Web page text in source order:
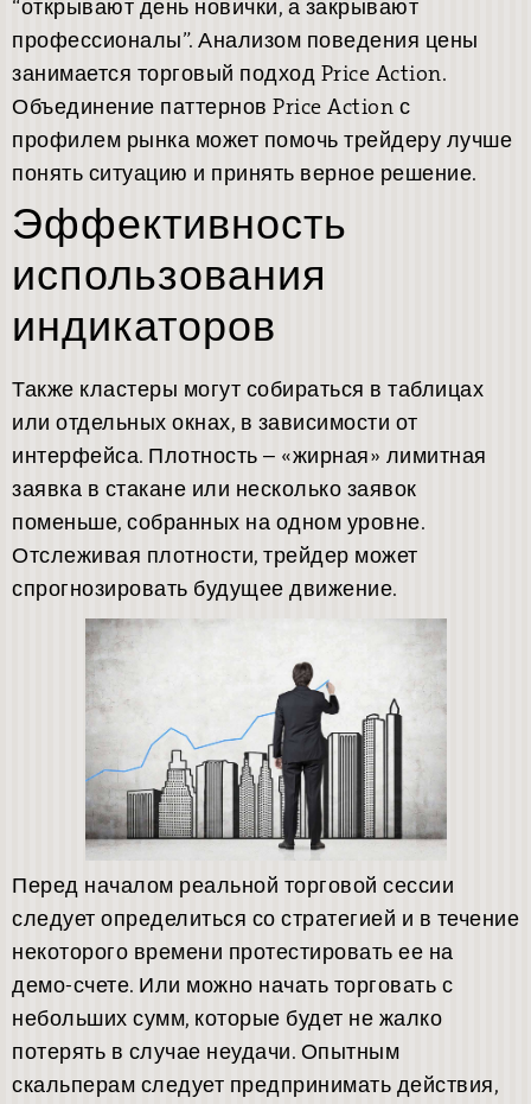
“открывают день новички, а закрывают
профессионалы”. Анализом поведения цены
занимается торговый подход Price Action.
Объединение паттернов Price Action с
профилем рынка может помочь трейдеру лучше
понять ситуацию и принять верное решение.
Эффективность
использования
индикаторов
Также кластеры могут собираться в таблицах
или отдельных окнах, в зависимости от
интерфейса. Плотность – «жирная» лимитная
заявка в стакане или несколько заявок
поменьше, собранных на одном уровне.
Отслеживая плотности, трейдер может
спрогнозировать будущее движение.
Перед началом реальной торговой сессии
следует определиться со стратегией и в течение
некоторого времени протестировать ее на
демо-счете. Или можно начать торговать с
небольших сумм, которые будет не жалко
потерять в случае неудачи. Опытным
скальперам следует предпринимать действия,